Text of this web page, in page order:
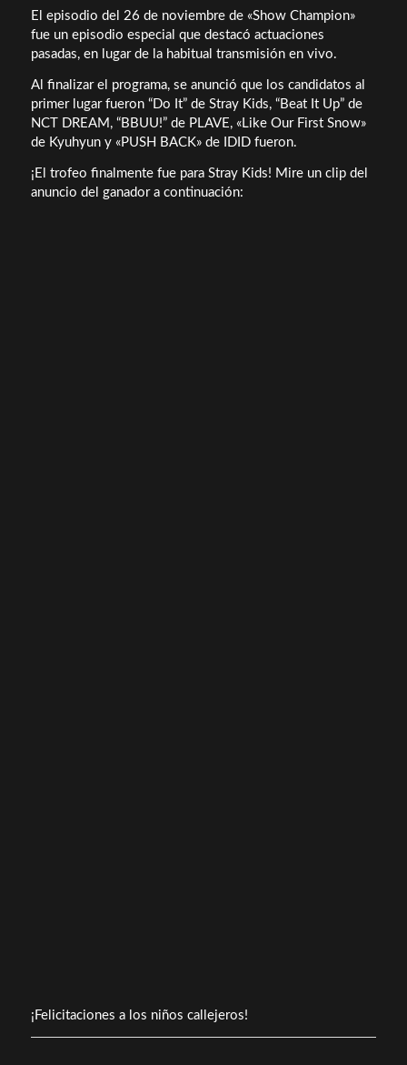
El episodio del 26 de noviembre de «Show Champion»
fue un episodio especial que destacó actuaciones
pasadas, en lugar de la habitual transmisión en vivo.
Al finalizar el programa, se anunció que los candidatos al
primer lugar fueron “Do It” de Stray Kids, “Beat It Up” de
NCT DREAM, “BBUU!” de PLAVE, «Like Our First Snow»
de Kyuhyun y «PUSH BACK» de IDID fueron.
¡El trofeo finalmente fue para Stray Kids! Mire un clip del
anuncio del ganador a continuación:
¡Felicitaciones a los niños callejeros!